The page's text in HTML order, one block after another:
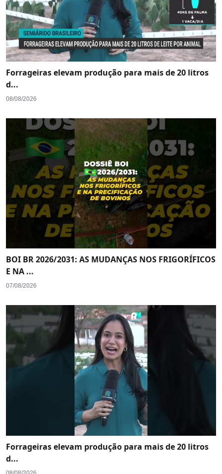
Forrageiras elevam produção para mais de 20 litros
d...
08/08/2026
BOI BR 2026/2031: AS MUDANÇAS NOS FRIGORÍFICOS
E NA ...
07/08/2026
Forrageiras elevam produção para mais de 20 litros
d...